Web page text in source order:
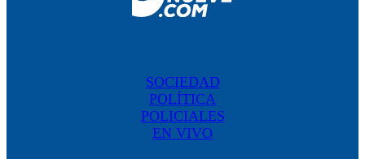
SOCIEDAD
POLÍTICA
POLICIALES
EN VIVO